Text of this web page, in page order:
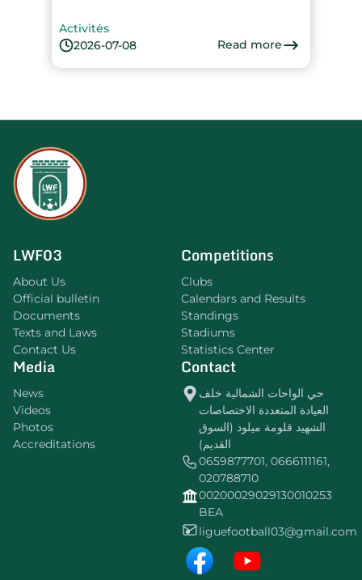
2026-07-08
Activités
Read more
LWF03
About Us
Official bulletin
Documents
Texts and Laws
Contact Us
Competitions
Clubs
Calendars and Results
Standings
Stadiums
Statistics Center
Media
News
Videos
Photos
Accreditations
Contact
حي الواحات الشمالية خلف
العيادة المتعددة الاختصاصات
الشهيد قلومة ميلود (السوق
القديم)
0659877701, 0666111161,
020788710
00200029029130010253
BEA
liguefootball03@gmail.com